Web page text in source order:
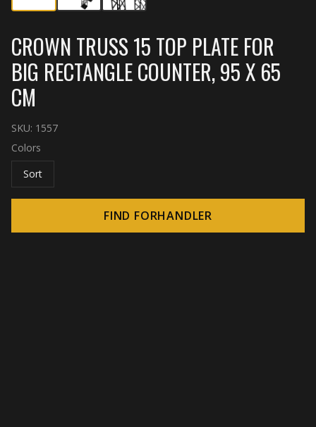
CROWN TRUSS 15 TOP PLATE FOR
BIG RECTANGLE COUNTER, 95 X 65
CM
SKU: 1557
Colors
Sort
FIND FORHANDLER